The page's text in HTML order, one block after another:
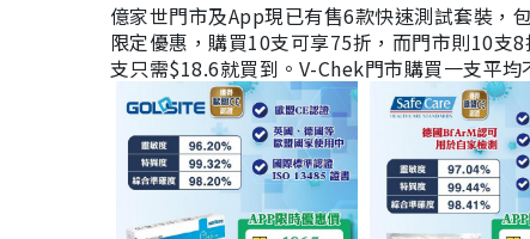
億家世門市及App現已有售6款快速測試套裝
限定優惠，購買10支可享75折，而門市則10
支只需$18.6就買到。V-Chek門市購買一支平